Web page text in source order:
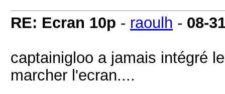
RE: Ecran 10p - raoulh - 08-
captainigloo a jamais intégré
marcher l'ecran....